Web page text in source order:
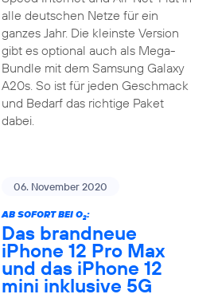
alle deutschen Netze für ein
ganzes Jahr. Die kleinste Version
gibt es optional auch als Mega-
Bundle mit dem Samsung Galaxy
A20s. So ist für jeden Geschmack
und Bedarf das richtige Paket
dabei.
06. November 2020
AB SOFORT BEI O2:
Das brandneue
iPhone 12 Pro Max
und das iPhone 12
mini inklusive 5G